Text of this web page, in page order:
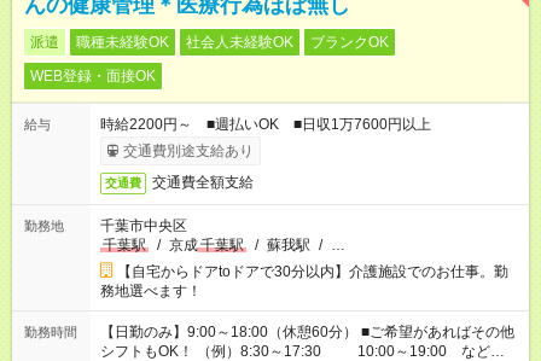
んの健康管理＊医療行為ほぼ無し
派遣 職種未経験OK 社会人未経験OK
ブランクOK
WEB登録・面接OK
給与
時給2200円～ ■週払いOK ■日収1万7600円以上
交通費別途支給あり
交通費 交通費全額支給
勤務地
千葉市中央区
千葉駅
/ 京成千葉駅 / 蘇我駅 / …
【自宅からドアtoドアで30分以内】介護施設でのお仕事。勤
務地選べます！
勤務時間
【日勤のみ】9:00～18:00（休憩60分） ■ご希望があればその他
シフトもOK！ （例）8:30～17:30 10:00～19:00 など